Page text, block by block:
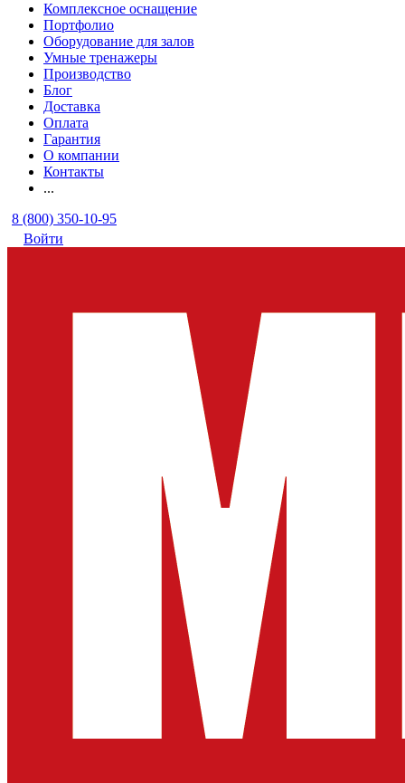
Комплексное оснащение
Портфолио
Оборудование для залов
Умные тренажеры
Производство
Блог
Доставка
Оплата
Гарантия
О компании
Контакты
...
8 (800) 350-10-95
Войти